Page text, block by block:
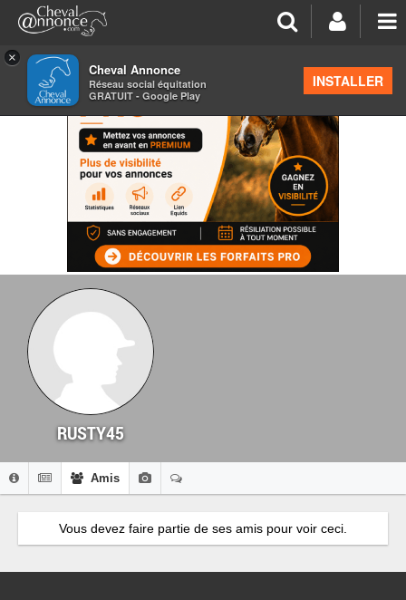
×
Cheval Annonce
Réseau social équitation
GRATUIT - Google Play
INSTALLER
RUSTY45
Amis
Vous devez faire partie de ses amis pour voir ceci.